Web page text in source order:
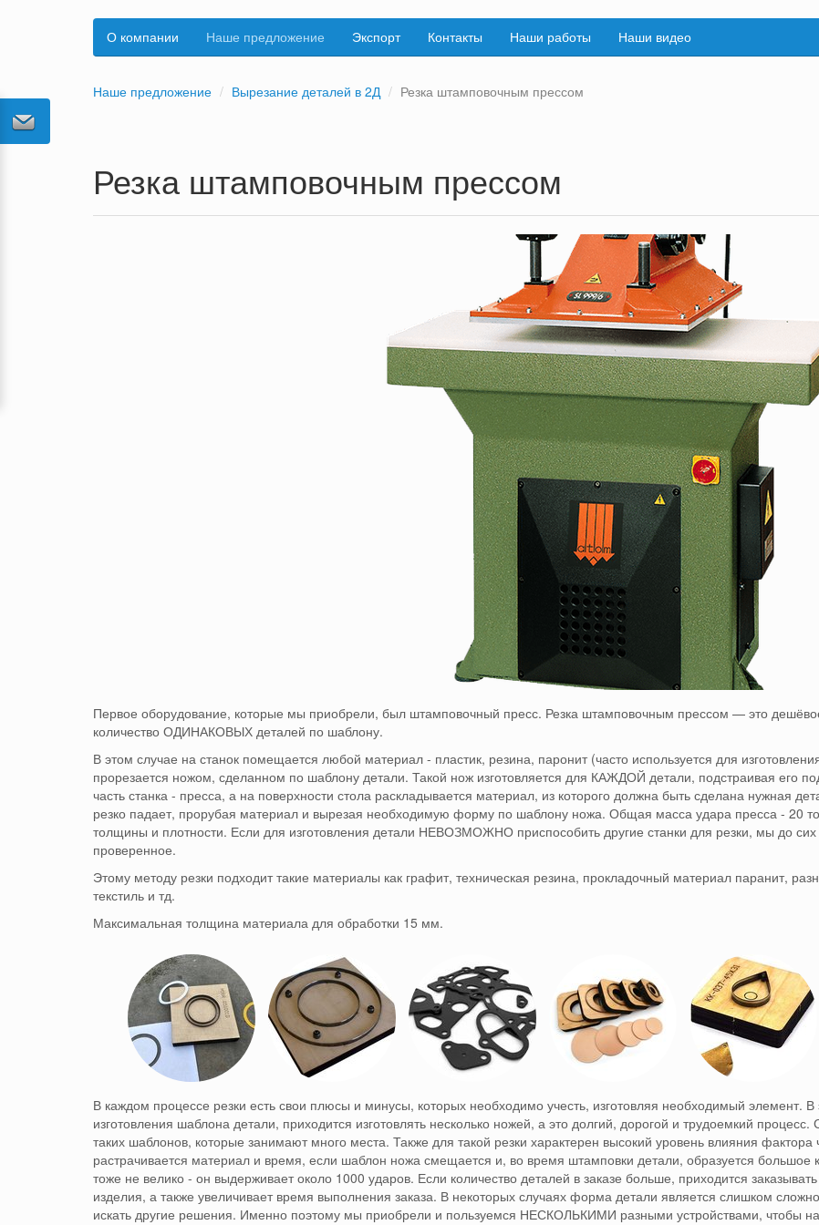
О компании Наше предложение Экспорт Контакты Наши работы Наши видео
Наше предложение Вырезание деталей в 2Д Резка штамповочным прессом
Резка штамповочным прессом
Первое оборудование, которые мы приобрели, был штамповочный пресс. Резка штамповочным прессом — это
количество ОДИНАКОВЫХ деталей по шаблону.
В этом случае на станок помещается любой материал - пластик, резина, паронит (часто используется для
прорезается ножом, сделанном по шаблону детали. Такой нож изготовляется для КАЖДОЙ детали, подстраивая его
часть станка - пресса, а на поверхности стола раскладывается материал, из которого должна быть сделана нужная
резко падает, прорубая материал и вырезая необходимую форму по шаблону ножа. Общая масса удара пресса - 20
толщины и плотности. Если для изготовления детали НЕВОЗМОЖНО приспособить другие станки для резки, мы до
проверенное.
Этому методу резки подходит такие материалы как графит, техническая резина, прокладочный материал паранит,
текстиль и тд.
Максимальная толщина материала для обработки 15 мм.
В каждом процессе резки есть свои плюсы и минусы, которых необходимо учесть, изготовляя необходимый элемент. В
изготовления шаблона детали, приходится изготовлять несколько ножей, а это долгий, дорогой и трудоемкий процесс.
таких шаблонов, которые занимают много места. Также для такой резки характерен высокий уровень влияния
растрачивается материал и время, если шаблон ножа смещается и, во время штамповки детали, образуется большое
тоже не велико - он выдерживает около 1000 ударов. Если количество деталей в заказе больше, приходится
изделия, а также увеличивает время выполнения заказа. В некоторых случаях форма детали является слишком
искать другие решения. Именно поэтому мы приобрели и пользуемся НЕСКОЛЬКИМИ разными устройствами, чтобы